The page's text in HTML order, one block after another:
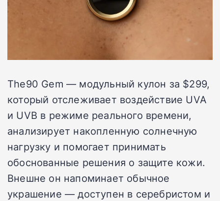
The90 Gem — модульный кулон за $299,
который отслеживает воздействие UVA
и UVB в режиме реального времени,
анализирует накопленную солнечную
нагрузку и помогает принимать
обоснованные решения о защите кожи.
Внешне он напоминает обычное
украшение — доступен в серебристом и